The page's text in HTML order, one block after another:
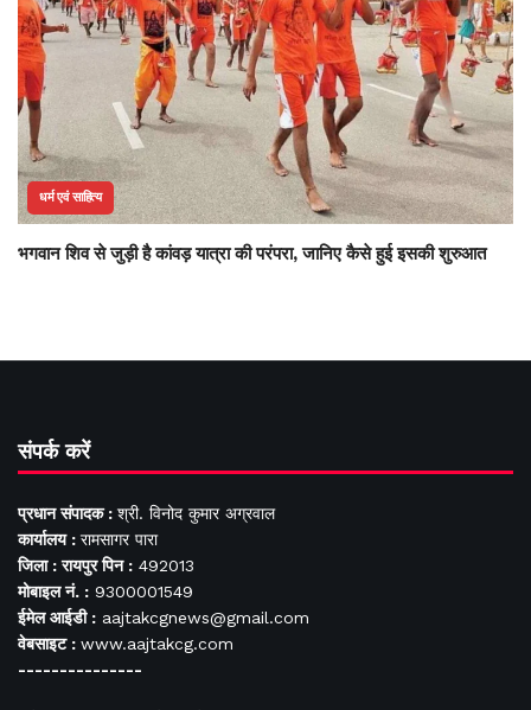
धर्म एवं साहित्य
भगवान शिव से जुड़ी है कांवड़ यात्रा की परंपरा, जानिए कैसे हुई इसकी शुरुआत
संपर्क करें
प्रधान संपादक : श्री. विनोद कुमार अग्रवाल
कार्यालय : रामसागर पारा
जिला : रायपुर पिन : 492013
मोबाइल नं. : 9300001549
ईमेल आईडी : aajtakcgnews@gmail.com
वेबसाइट : www.aajtakcg.com
---------------